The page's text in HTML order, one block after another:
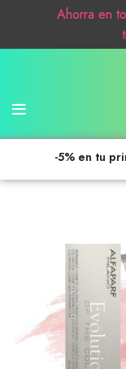
-5% en tu
Ahorra en